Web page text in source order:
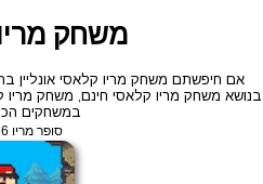
משחק
אם חיפשתם משחק מריו קלאסי אונליין
בנושא משחק מריו קלאסי חינם, משחק מריו
במשחקים הכי
סופר מריו 2016